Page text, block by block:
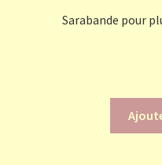
Sarabande pour